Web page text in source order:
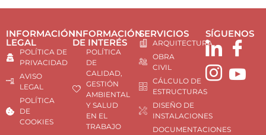
INFORMACIÓN
LEGAL
POLÍTICA DE
PRIVACIDAD
AVISO
LEGAL
POLÍTICA
DE
COOKIES
INFORMACIÓN
DE INTERÉS
POLÍTICA
DE
CALIDAD,
GESTIÓN
AMBIENTAL
Y SALUD
EN EL
TRABAJO
SERVICIOS
ARQUITECTURA
OBRA
CIVIL
CÁLCULO DE
ESTRUCTURAS
DISEÑO DE
INSTALACIONES
DOCUMENTACIONES
SÍGUENOS